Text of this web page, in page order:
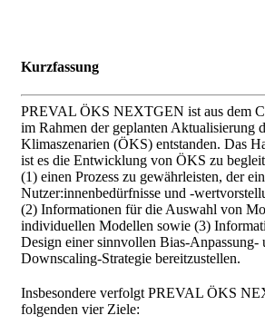
Kurzfassung
PREVAL ÖKS NEXTGEN ist aus dem
im Rahmen der geplanten Aktualisierung
Klimaszenarien (ÖKS) entstanden. Das
ist es die Entwicklung von ÖKS zu
(1) einen Prozess zu gewährleisten, der
Nutzer:innenbedürfnisse und -
(2) Informationen für die Auswahl von
individuellen Modellen sowie (3)
Design einer sinnvollen Bias-Anpassung-
Downscaling-Strategie bereitzustellen.
Insbesondere verfolgt PREVAL ÖKS
folgenden vier Ziele: